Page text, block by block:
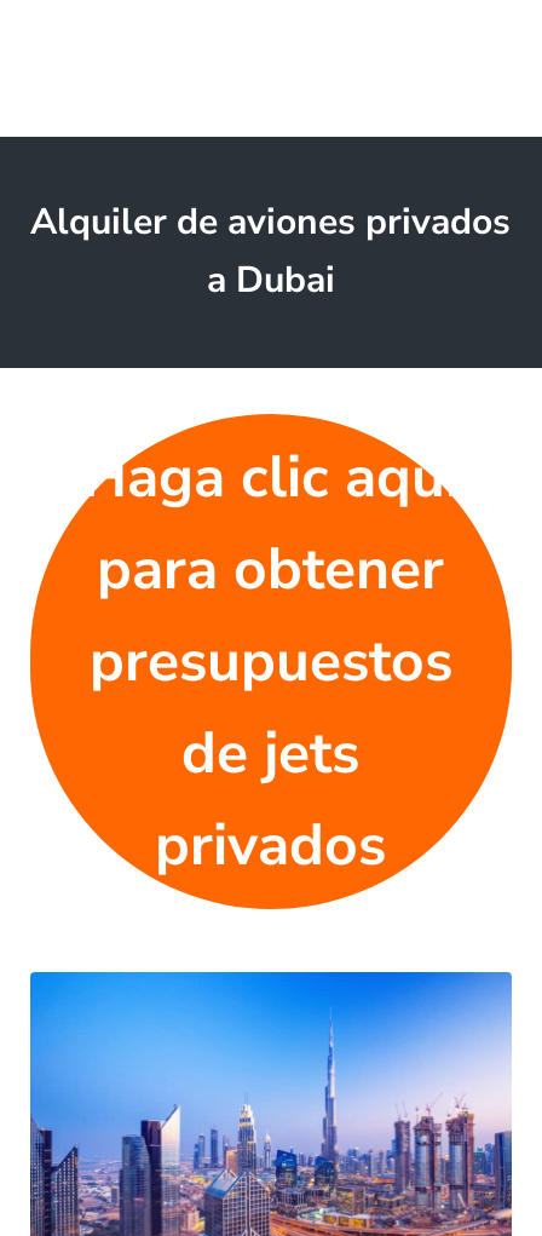
Alquiler de aviones privados
a Dubai
Haga clic aquí
para obtener
presupuestos
de jets
privados